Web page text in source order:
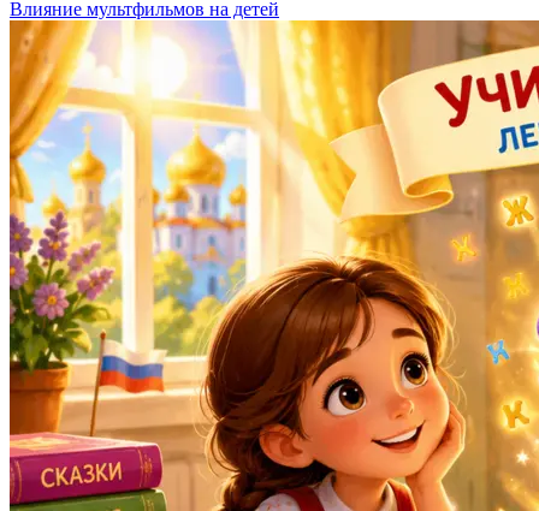
Влияние мультфильмов на детей